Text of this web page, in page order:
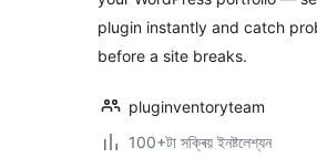
plugin instantly and catch
before a site breaks.
pluginventoryteam
100+টা সক্ৰিয় ইনষ্টলেশ্যন